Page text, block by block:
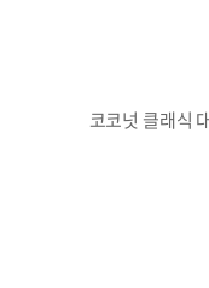
코코넛 클래식